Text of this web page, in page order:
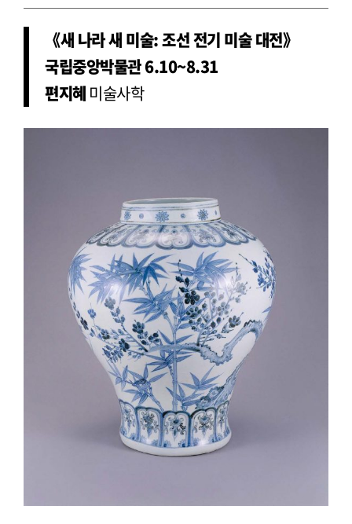
《새 나라 새 미술: 조선 전기 미술 대전》
국립중앙박물관 6.10~8.31
편지혜 미술사학